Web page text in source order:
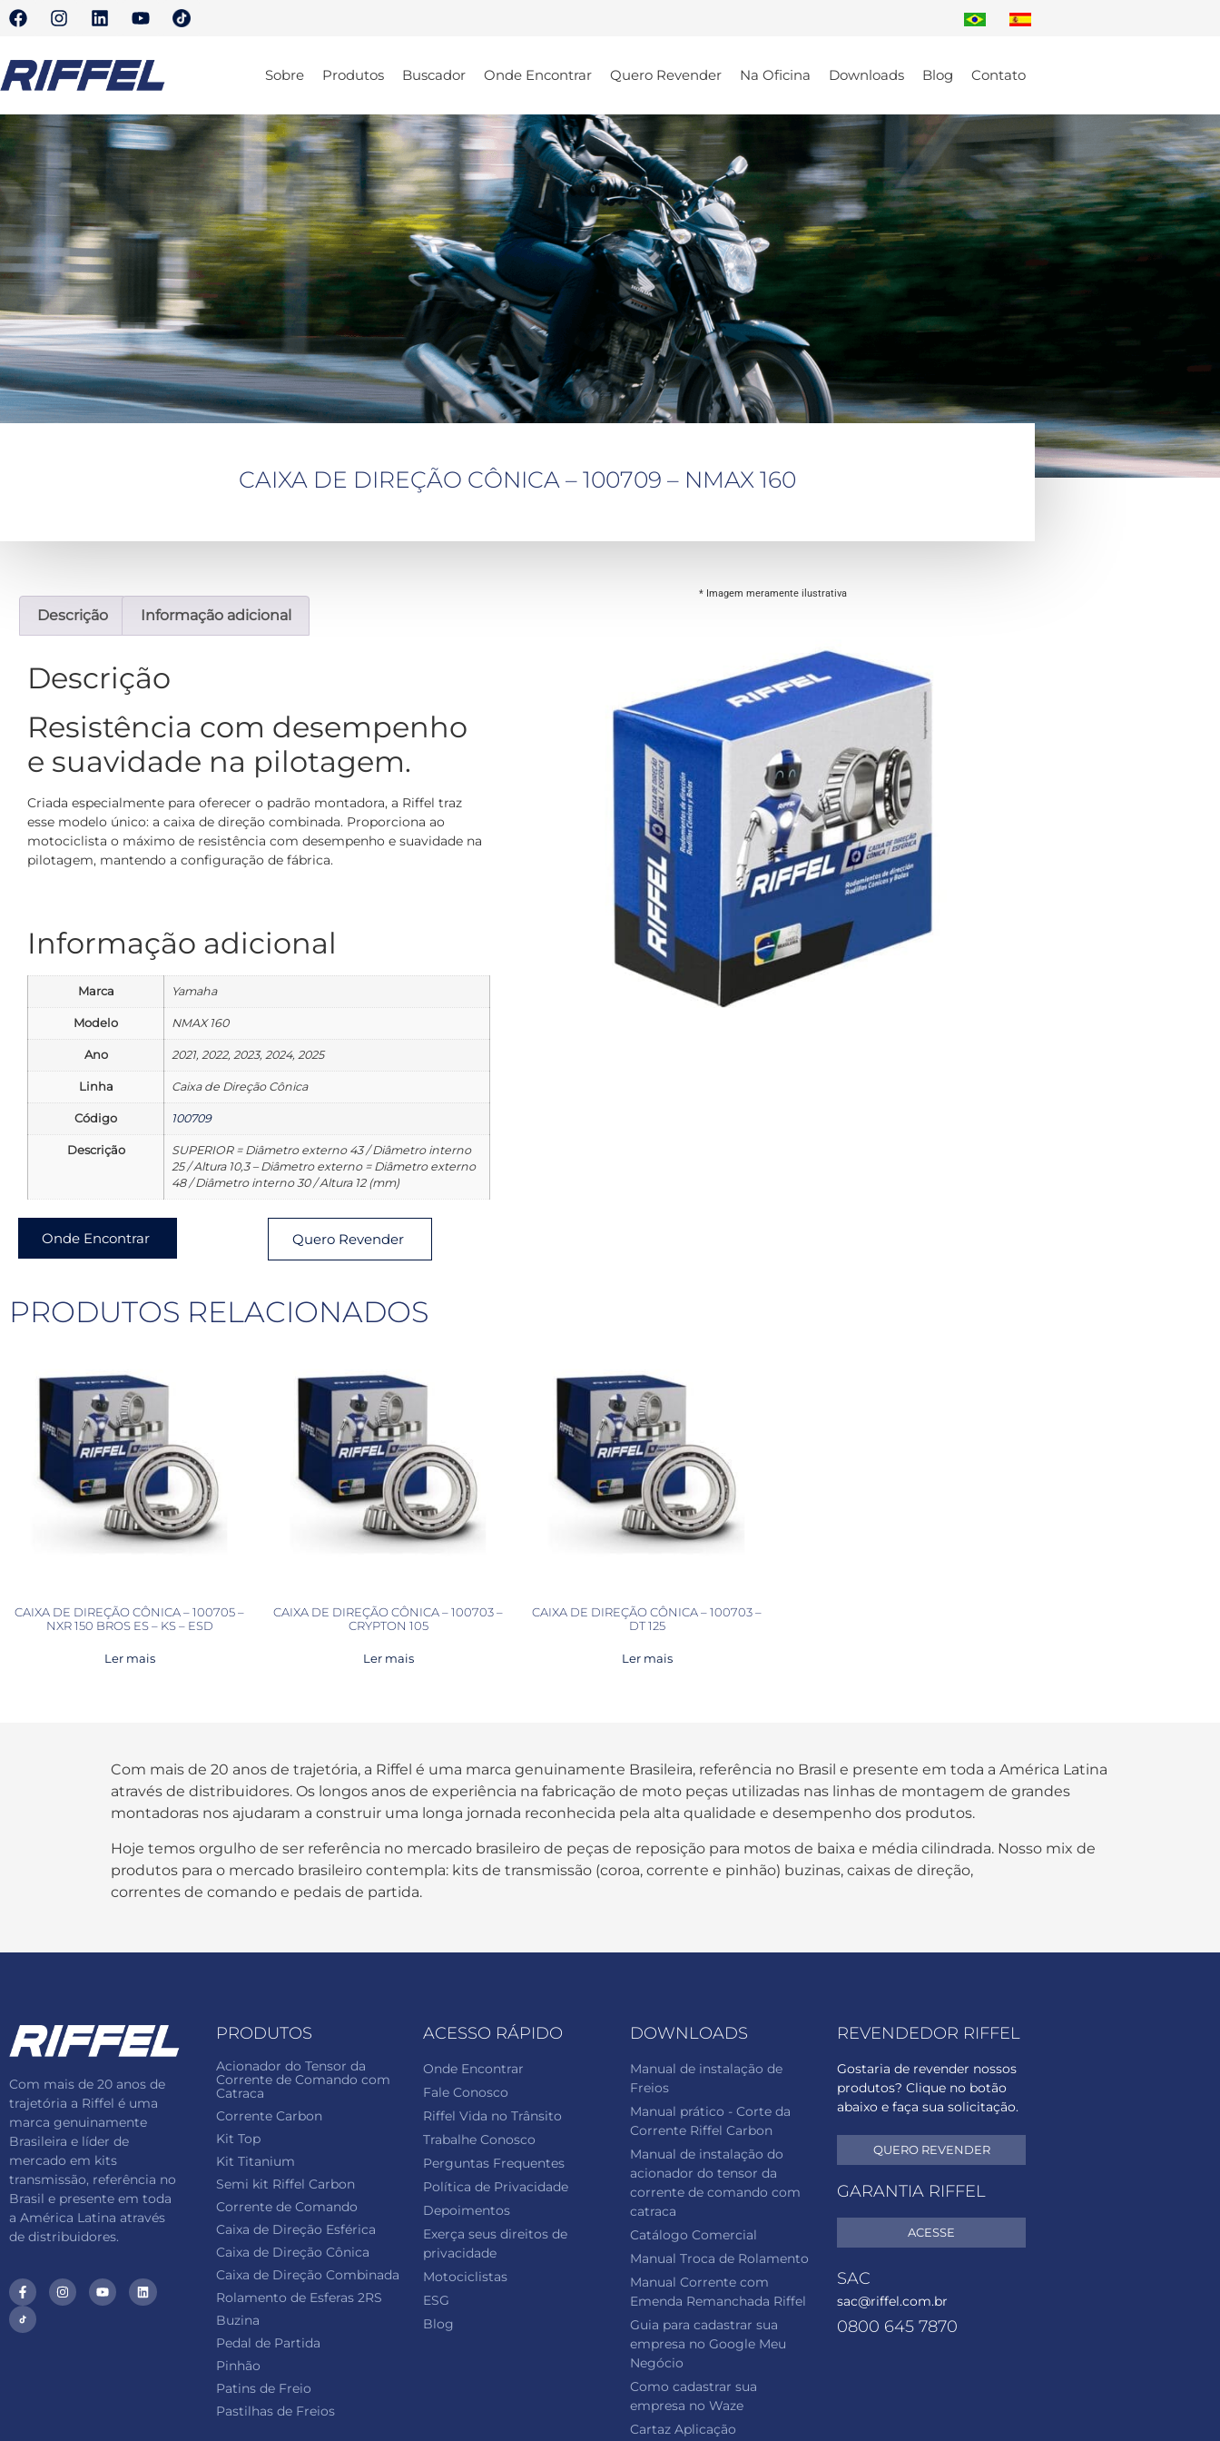
Sobre Produtos Buscador Onde Encontrar Quero Revender Na Oficina Downloads Blog Contato
CAIXA DE DIREÇÃO CÔNICA – 100709 – NMAX 160
Descrição Informação adicional
Descrição
Resistência com desempenho
e suavidade na pilotagem.
Criada especialmente para oferecer o padrão montadora, a Riffel traz
esse modelo único: a caixa de direção combinada. Proporciona ao
motociclista o máximo de resistência com desempenho e suavidade na
pilotagem, mantendo a configuração de fábrica.
Informação adicional
Marca Yamaha
Modelo NMAX 160
Ano 2021, 2022, 2023, 2024, 2025
Linha Caixa de Direção Cônica
Código 100709
Descrição
SUPERIOR = Diâmetro externo 43 / Diâmetro interno
25 / Altura 10,3 – Diâmetro externo = Diâmetro externo
48 / Diâmetro interno 30 / Altura 12 (mm)
Onde Encontrar Quero Revender
* Imagem meramente ilustrativa
PRODUTOS RELACIONADOS
CAIXA DE DIREÇÃO CÔNICA – 100705 –
NXR 150 BROS ES – KS – ESD
Ler mais
CAIXA DE DIREÇÃO CÔNICA – 100703 –
CRYPTON 105
Ler mais
CAIXA DE DIREÇÃO CÔNICA – 100703 –
DT 125
Ler mais
Com mais de 20 anos de trajetória, a Riffel é uma marca genuinamente Brasileira, referência no Brasil e presente em toda a América Latina
através de distribuidores. Os longos anos de experiência na fabricação de moto peças utilizadas nas linhas de montagem de grandes
montadoras nos ajudaram a construir uma longa jornada reconhecida pela alta qualidade e desempenho dos produtos.
Hoje temos orgulho de ser referência no mercado brasileiro de peças de reposição para motos de baixa e média cilindrada. Nosso mix de
produtos para o mercado brasileiro contempla: kits de transmissão (coroa, corrente e pinhão) buzinas, caixas de direção,
correntes de comando e pedais de partida.
Com mais de 20 anos de
trajetória a Riffel é uma
marca genuinamente
Brasileira e líder de
mercado em kits
transmissão, referência no
Brasil e presente em toda
a América Latina através
de distribuidores.
PRODUTOS
Acionador do Tensor da
Corrente de Comando com
Catraca
Corrente Carbon
Kit Top
Kit Titanium
Semi kit Riffel Carbon
Corrente de Comando
Caixa de Direção Esférica
Caixa de Direção Cônica
Caixa de Direção Combinada
Rolamento de Esferas 2RS
Buzina
Pedal de Partida
Pinhão
Patins de Freio
Pastilhas de Freios
ACESSO RÁPIDO
Onde Encontrar
Fale Conosco
Riffel Vida no Trânsito
Trabalhe Conosco
Perguntas Frequentes
Política de Privacidade
Depoimentos
Exerça seus direitos de
privacidade
Motociclistas
ESG
Blog
DOWNLOADS
Manual de instalação de
Freios
Manual prático - Corte da
Corrente Riffel Carbon
Manual de instalação do
acionador do tensor da
corrente de comando com
catraca
Catálogo Comercial
Manual Troca de Rolamento
Manual Corrente com
Emenda Remanchada Riffel
Guia para cadastrar sua
empresa no Google Meu
Negócio
Como cadastrar sua
empresa no Waze
Cartaz Aplicação
REVENDEDOR RIFFEL
Gostaria de revender nossos
produtos? Clique no botão
abaixo e faça sua solicitação.
QUERO REVENDER
GARANTIA RIFFEL
ACESSE
SAC
sac@riffel.com.br
0800 645 7870